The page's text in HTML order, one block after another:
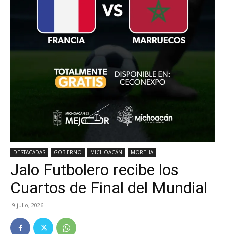
DESTACADAS GOBIERNO MICHOACÁN MORELIA
Jalo Futbolero recibe los
Cuartos de Final del Mundial
9 julio, 2026